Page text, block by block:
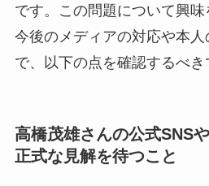
です。この問題について興味
今後のメディアの対応や本
で、以下の点を確認するべき
高橋茂雄さんの公式SNS
正式な見解を待つこと